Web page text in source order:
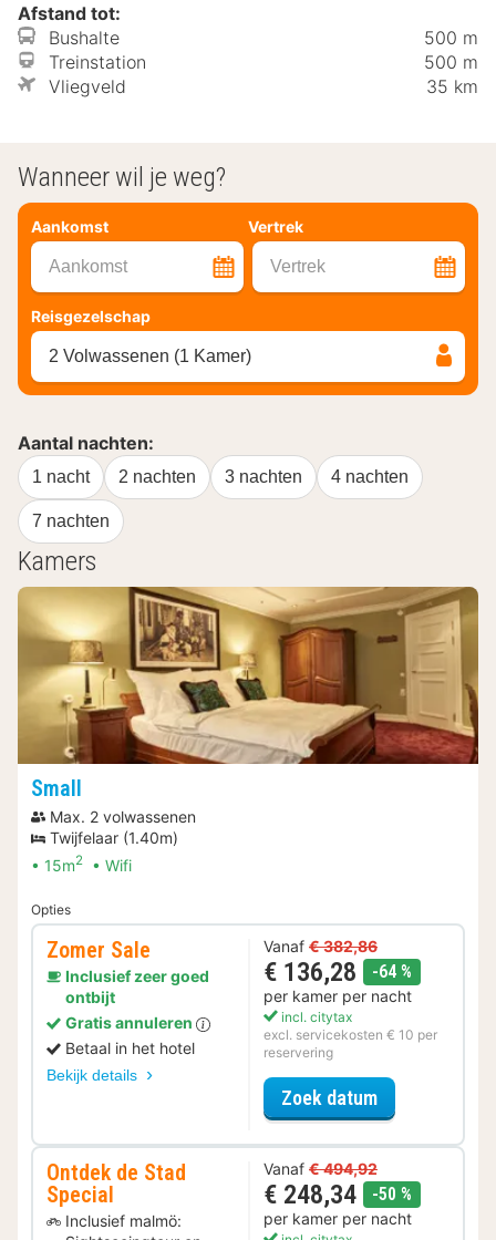
Afstand tot:
Bushalte
500 m
Treinstation
500 m
Vliegveld
35 km
Wanneer wil je weg?
Aankomst Vertrek
Aankomst Vertrek
Reisgezelschap
2 Volwassenen (1 Kamer)
Aantal nachten:
1 nacht 2 nachten 3 nachten 4 nachten
7 nachten
Kamers
Small
Max. 2 volwassenen
Twijfelaar (1.40m)
15m2 Wifi
Opties
Zomer Sale
Inclusief zeer goed
ontbijt
Gratis annuleren
Betaal in het hotel
Bekijk details
Vanaf € 382,86
€ 136,28 -64 %
per kamer per nacht
incl. citytax
excl. servicekosten € 10 per
reservering
Zoek datumvoor Zomer
Ontdek de Stad
Special
Inclusief malmö:
Vanaf € 494,92
€ 248,34 -50 %
per kamer per nacht